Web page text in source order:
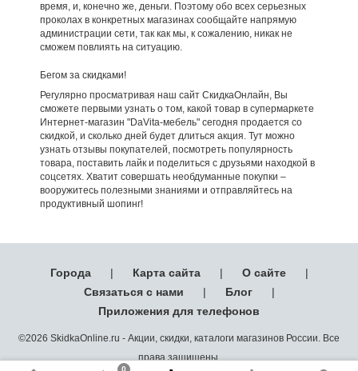
время, и, конечно же, деньги. Поэтому обо всех серьезных
проколах в конкретных магазинах сообщайте напрямую
администрации сети, так как мы, к сожалению, никак не
сможем повлиять на ситуацию.
Бегом за скидками!
Регулярно просматривая наш сайт СкидкаОнлайн, Вы
сможете первыми узнать о том, какой товар в супермаркете
Интернет-магазин "DaVita-мебель" сегодня продается со
скидкой, и сколько дней будет длиться акция. Тут можно
узнать отзывы покупателей, посмотреть популярность
товара, поставить лайк и поделиться с друзьями находкой в
соцсетях. Хватит совершать необдуманные покупки –
вооружитесь полезными знаниями и отправляйтесь на
продуктивный шопинг!
Города | Карта сайта | О сайте
|
Связаться с нами
| Блог
|
Приложения для телефонов
©2026 SkidkaOnline.ru - Акции, скидки, каталоги магазинов России. Все
права защищены.
0